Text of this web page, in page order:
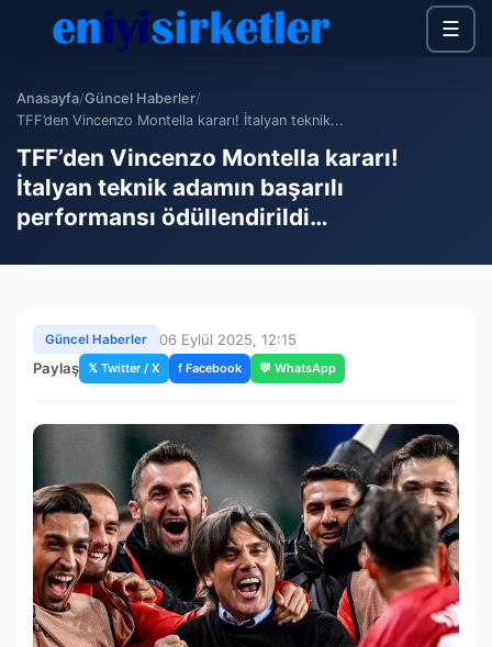
☰
Anasayfa/Güncel Haberler/
TFF’den Vincenzo Montella kararı! İtalyan teknik...
TFF’den Vincenzo Montella kararı!
İtalyan teknik adamın başarılı
performansı ödüllendirildi…
Güncel Haberler
06 Eylül 2025, 12:15
Paylaş 𝕏 Twitter / X f Facebook 💬 WhatsApp